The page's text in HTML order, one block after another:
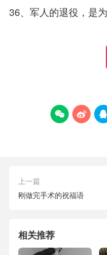
36、军人的退役，是
  
上一篇
刚做完手术的祝福语
相关推荐